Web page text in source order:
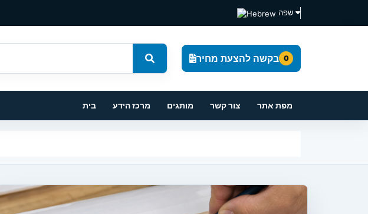
שפה
בקשה להצעת מחיר 0
בית מרכז הידע מותגים צור קשר מפת אתר